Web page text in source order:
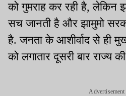
को गुमराह कर रही है, लेकिन
सच जानती है और झामुमो
है. जनता के आशीर्वाद से ही
को लगातार दूसरी बार राज्य
Advertisement